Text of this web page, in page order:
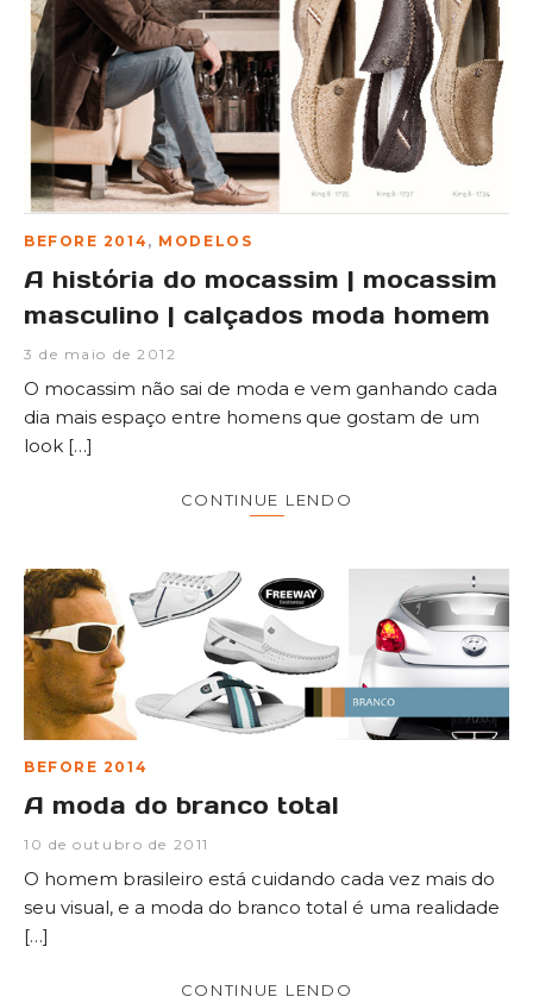
BEFORE 2014 , MODELOS
A história do mocassim | mocassim
masculino | calçados moda homem
3 de maio de 2012
O mocassim não sai de moda e vem ganhando cada
dia mais espaço entre homens que gostam de um
look […]
CONTINUE LENDO
BEFORE 2014
A moda do branco total
10 de outubro de 2011
O homem brasileiro está cuidando cada vez mais do
seu visual, e a moda do branco total é uma realidade
[…]
CONTINUE LENDO